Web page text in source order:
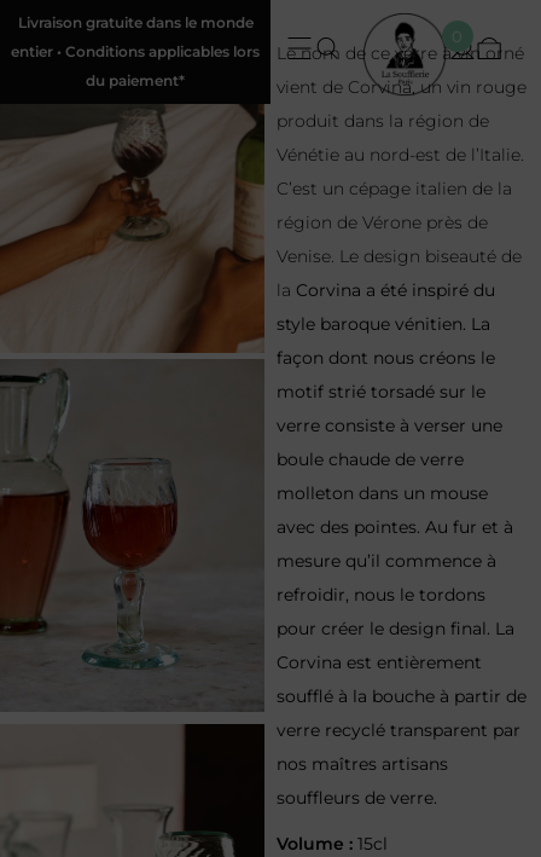
Livraison gratuite dans le monde
entier • Conditions applicables lors
du paiement*
0
Le nom de ce verre à vin orné
vient de Corvina, un vin rouge
produit dans la région de
Vénétie au nord-est de l’Italie.
C’est un cépage italien de la
région de Vérone près de
Venise. Le design biseauté de
la Corvina a été inspiré du
style baroque vénitien. La
façon dont nous créons le
motif strié torsadé sur le
verre consiste à verser une
boule chaude de verre
molleton dans un mouse
avec des pointes. Au fur et à
mesure qu’il commence à
refroidir, nous le tordons
pour créer le design final. La
Corvina est entièrement
soufflé à la bouche à partir de
verre recyclé transparent par
nos maîtres artisans
souffleurs de verre.
Volume : 15cl